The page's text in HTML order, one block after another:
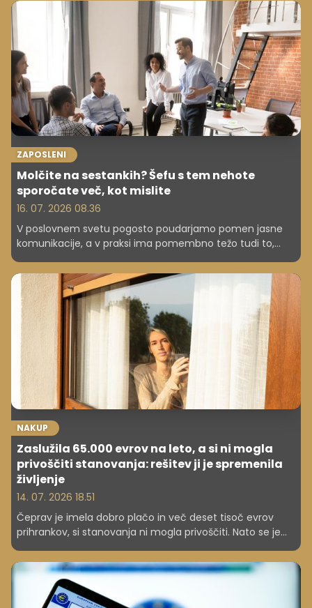
ZAPOSLENI
Molčite na sestankih? Šefu s tem nehote
sporočate več, kot mislite
16. 07. 2026 08.36
V poslovnem svetu pogosto poudarjamo pomen jasne
komunikacije, a v praksi ima pomembno težo tudi to,
česar ne izrečemo. Tišina na sestankih ni nujno znak
pasivnosti ali nezainteresiranosti, vendar jo sodelavci in
nadrejeni pogosto razumejo prav na ta način. V
dinamičnem delovnem okolju, kjer se pričakuje
sodelovanje, lahko dolgotrajen molk nehote ustvarja
vtise, ki vplivajo na kariero, odnose in tudi na zaznavo
kompetenc posameznika.
NAKUP
Zaslužila 65.000 evrov na leto, a si ni mogla
privoščiti stanovanja: rešitev ji je spremenila
življenje
14. 07. 2026 18.51
Čeprav je imela dobro plačo in več deset tisoč evrov
prihrankov, si stanovanja ni mogla privoščiti. Nato se je
dodatne prihodke.